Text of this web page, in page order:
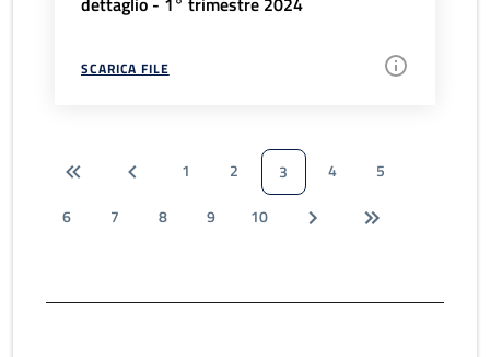
SCARICA FILE
1 2 3 4
5
6
7 8 9 10